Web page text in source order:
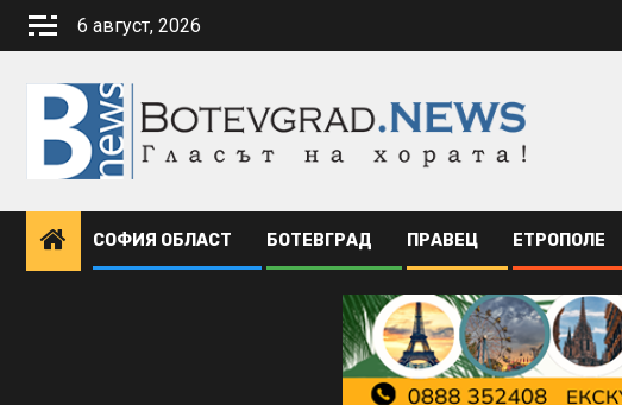
Skip
6 август, 2026
СОФИЯ ОБЛАСТ БОТЕВГРАД ПРАВЕЦ ЕТРОПОЛЕ